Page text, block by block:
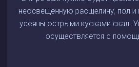
неосвещенную расщелину, пол и
усеяны острыми кусками скал.
осуществляется с